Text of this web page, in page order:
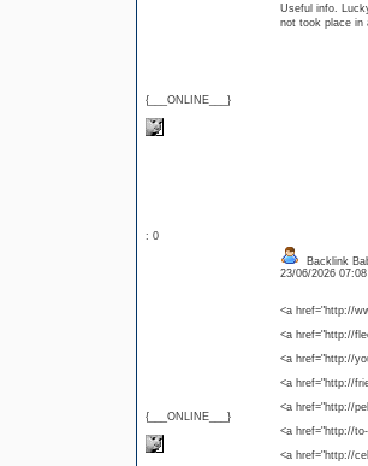
{___ONLINE___}
Useful info.
not took place in
: 0
{___ONLINE___}
Backlink
23/06/2026
<a href="http://
<a href="http://
<a href="http://
<a href="http://
<a href="http://
<a href="http://
<a href="http://